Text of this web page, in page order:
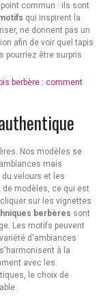
commun : ils sont
qui inspirent la
ne donnent pas un
afin de voir quel tapis
pourriez être surpris
berbère : comment
Nos modèles se
mais
velours et les
modèles, ce qui est
sur les vignettes
berbères sont
Les motifs peuvent
d'ambiances
à la
avec les
le choix de